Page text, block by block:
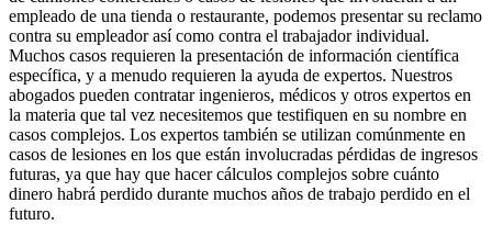
empleado de una tienda o restaurante, podemos presentar su reclamo
contra su empleador así como contra el trabajador individual.
Muchos casos requieren la presentación de información científica
específica, y a menudo requieren la ayuda de expertos. Nuestros
abogados pueden contratar ingenieros, médicos y otros expertos en
la materia que tal vez necesitemos que testifiquen en su nombre en
casos complejos. Los expertos también se utilizan comúnmente en
casos de lesiones en los que están involucradas pérdidas de ingresos
futuras, ya que hay que hacer cálculos complejos sobre cuánto
dinero habrá perdido durante muchos años de trabajo perdido en el
futuro.